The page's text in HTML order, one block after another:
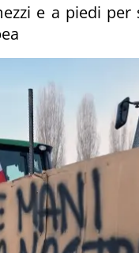
e a piedi per